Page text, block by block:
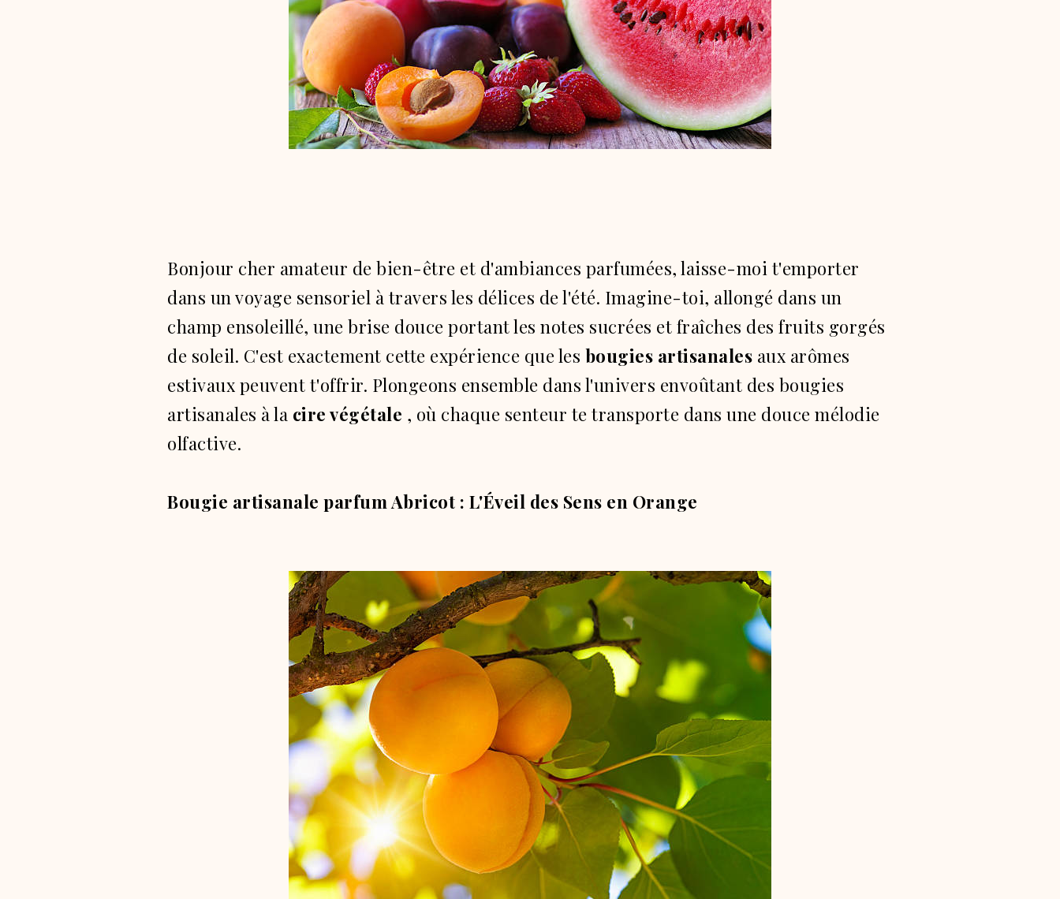
Bonjour cher amateur de bien-être et d'ambiances parfumées, laisse-moi t'emporter
dans un voyage sensoriel à travers les délices de l'été. Imagine-toi, allongé dans un
champ ensoleillé, une brise douce portant les notes sucrées et fraîches des fruits gorgés
de soleil. C'est exactement cette expérience que les bougies artisanales aux arômes
estivaux peuvent t'offrir. Plongeons ensemble dans l'univers envoûtant des bougies
artisanales à la cire végétale , où chaque senteur te transporte dans une douce mélodie
olfactive.
Bougie artisanale parfum Abricot : L'Éveil des Sens en Orange